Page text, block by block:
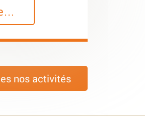
nos activités